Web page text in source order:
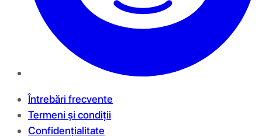
Întrebări frecvente
Termeni și condiții
Confidențialitate